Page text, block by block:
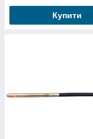
Купити